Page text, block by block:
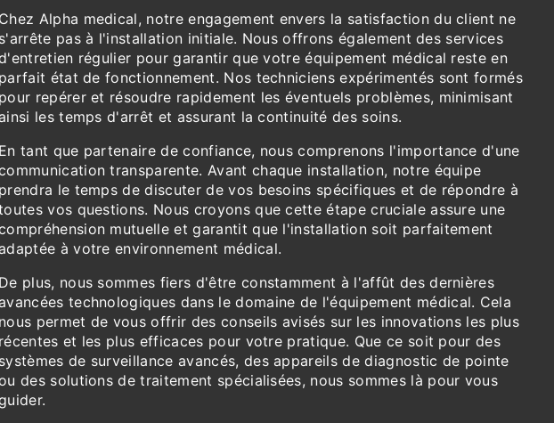
Chez Alpha medical, notre engagement envers la satisfaction du client ne
s'arrête pas à l'installation initiale. Nous offrons également des services
régulier pour garantir que votre équipement médical reste en
parfait état de fonctionnement. Nos techniciens expérimentés sont formés
pour repérer et résoudre rapidement les éventuels problèmes, minimisant
les temps d'arrêt et assurant la continuité des soins.
En tant que partenaire de confiance, nous comprenons l'importance d'une
transparente. Avant chaque installation, notre équipe
prendra le temps de discuter de vos besoins spécifiques et de répondre à
vos questions. Nous croyons que cette étape cruciale assure une
mutuelle et garantit que l'installation soit parfaitement
à votre environnement médical.
De plus, nous sommes fiers d'être constamment à l'affût des dernières
technologiques dans le domaine de l'équipement médical. Cela
nous permet de vous offrir des conseils avisés sur les innovations les plus
récentes et les plus efficaces pour votre pratique. Que ce soit pour des
systèmes de surveillance avancés, des appareils de diagnostic de pointe
des solutions de traitement spécialisées, nous sommes là pour vous